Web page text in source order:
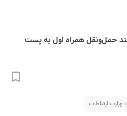
حمل‌و‌نقل همراه اول به پست
وزارت ارتباطات